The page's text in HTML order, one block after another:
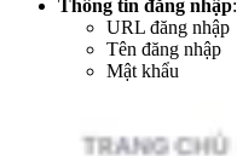
Thông tin đăng nhập:
URL đăng nhập
Tên đăng nhập
Mật khẩu